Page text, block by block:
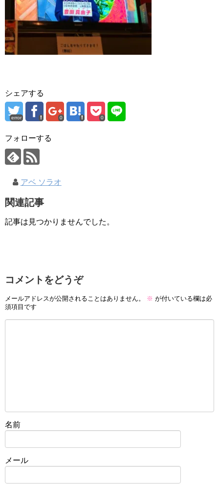
シェアする
error 0 0
フォローする
アベ ソラオ
関連記事
記事は見つかりませんでした。
コメントをどうぞ
メールアドレスが公開されることはありません。 ※ が付いている欄は必
須項目です
名前
メール